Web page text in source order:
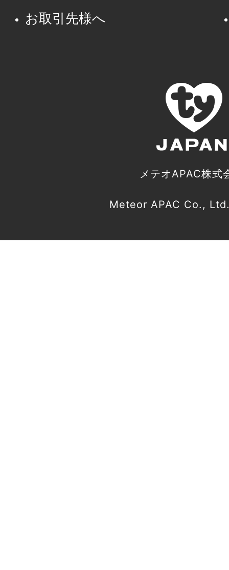
お取引先様へ
メテオAPAC株式
Meteor APAC Co.,